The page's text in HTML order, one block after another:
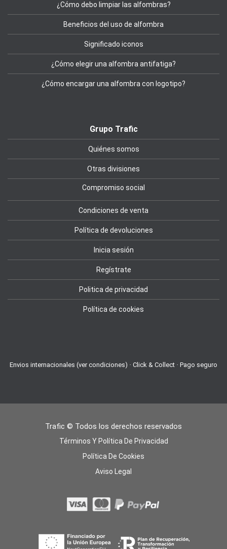
¿Cómo debo limpiar las alfombras?
Beneficios del uso de alfombra
Significado iconos
¿Cómo elegir una alfombra antifatiga?
¿Cómo encargar una alfombra con logotipo?
Grupo Trafic
Quiénes somos
Otras divisiones
Compromiso social
Condiciones de venta
Política de devoluciones
Inicia sesión
Regístrate
Politica de privacidad
Política de cookies
Envios internacionales (ver condiciones) · Click & Collect · Pago seguro
Trafic © Todos los derechos reservados
Términos Y Política De Privacidad
Política De Cookies
Aviso Legal